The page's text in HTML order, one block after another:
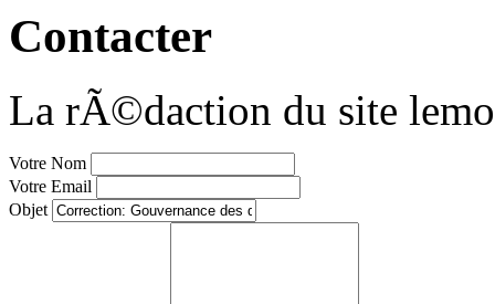
Contacter
La rÃ©daction du site
Votre Nom
Votre Email
Objet